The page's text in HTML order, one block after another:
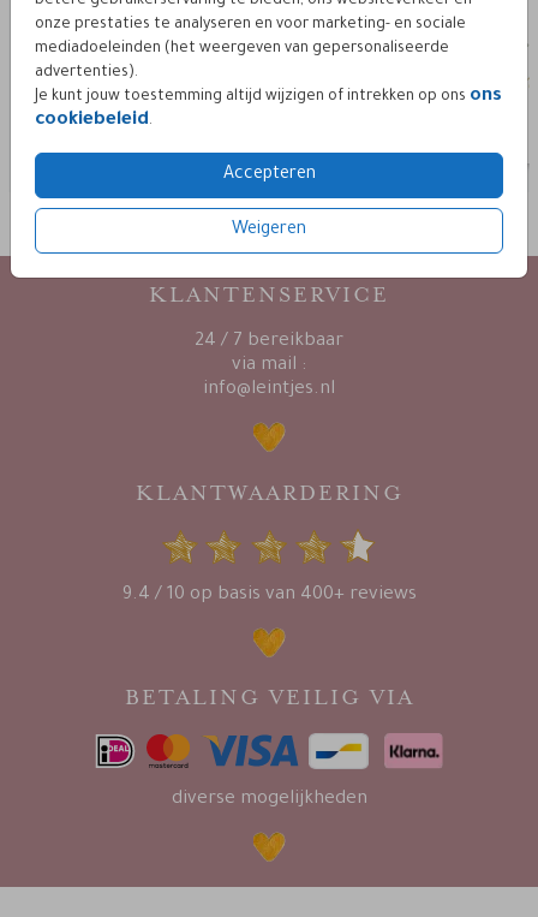
onze prestaties te analyseren en voor marketing- en sociale
mediadoeleinden (het weergeven van gepersonaliseerde
advertenties).
Je kunt jouw toestemming altijd wijzigen of intrekken op ons ons
cookiebeleid.
Accepteren
Weigeren
KLANTENSERVICE
24 / 7 bereikbaar
via mail :
info@leintjes.nl
KLANTWAARDERING
9.4 / 10 op basis van 400+ reviews
BETALING VEILIG VIA
diverse mogelijkheden